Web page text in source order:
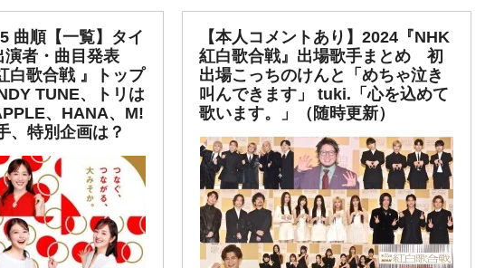
曲順【一覧】タイ
演者・曲目発表
白歌合戦 』トップ
TUNE、トリは
、HANA、M!
、特別企画は？
【本人コメントあり】2024『NHK
紅白歌合戦』出場歌手まとめ 初
出場こっちのけんと「めちゃ泣き
叫んできます」 tuki.「心を込めて
歌います。」（随時更新）